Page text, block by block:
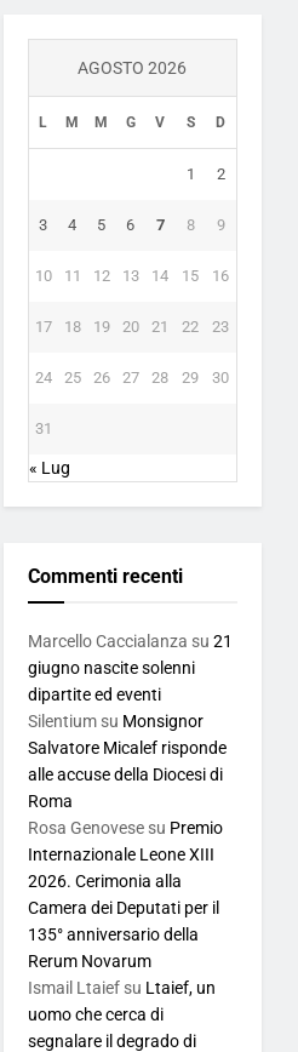
AGOSTO 2026
L M M G V S D
1 2
3 4 5 6 7 8 9
10 11 12 13 14 15 16
17 18 19 20 21 22 23
24 25 26 27 28 29 30
31
« Lug
Commenti recenti
Marcello Caccialanza su 21
giugno nascite solenni
dipartite ed eventi
Silentiumsu Monsignor
Salvatore Micalef risponde
alle accuse della Diocesi di
Roma
Rosa Genovesesu Premio
Internazionale Leone XIII
2026. Cerimonia alla
Camera dei Deputati per il
135° anniversario della
Rerum Novarum
Ismail Ltaiefsu Ltaief, un
uomo che cerca di
segnalare il degrado di